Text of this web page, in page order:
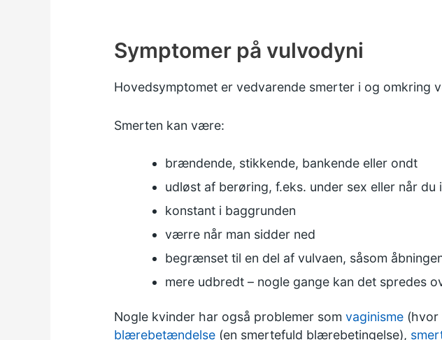
Symptomer på vulvodyni
Hovedsymptomet er vedvarende smerter i og omkring
Smerten kan være:
brændende, stikkende, bankende eller ondt
udløst af berøring, f.eks. under sex eller når
konstant i baggrunden
værre når man sidder ned
begrænset til en del af vulvaen, såsom
mere udbredt – nogle gange kan det spredes
Nogle kvinder har også problemer som vaginisme(hvor
blærebetændelse(en smertefuld blærebetingelse),